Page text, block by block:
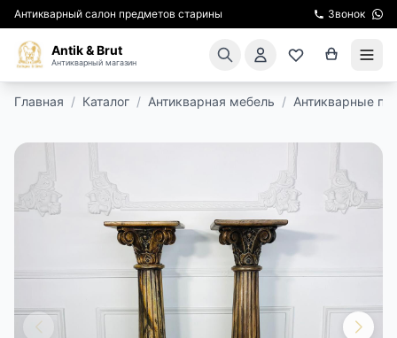
Антикварный салон предметов старины Звонок
Antik & Brut
Антикварный магазин
ПОДАРКИ
КИНОСЪЕМКА
РЕСТАВРАЦИЯ
Главная / Каталог / Антикварная мебель / Антикварные